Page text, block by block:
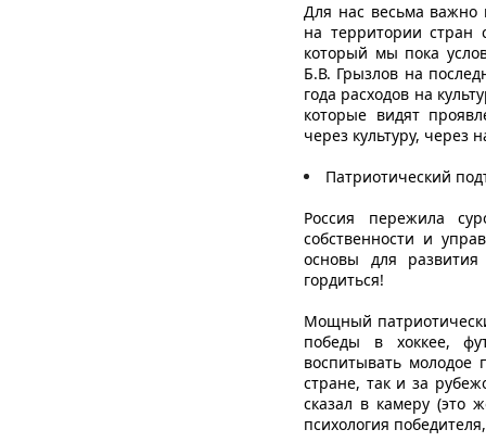
Для нас весьма важно
на территории стран
который мы пока
Б.В. Грызлов на
года расходов на
которые видят
через культуру,
Патриотический
Россия пережила
собственности и
основы для
гордиться!
Мощный
победы в хоккее,
воспитывать молодое
стране, так и за
сказал в камеру (это
психология